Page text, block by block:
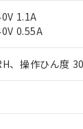
1.1A
0.55A
、操作ひん度
をご利用いた
れた部品リス
の取引・商談
きます。
下であることを
部に漏えいし
さい)